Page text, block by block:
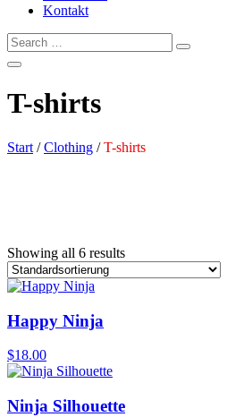
Kontakt
T-shirts
Start /Clothing /T-shirts
Showing all 6 results
Happy Ninja
$18.00
Ninja Silhouette